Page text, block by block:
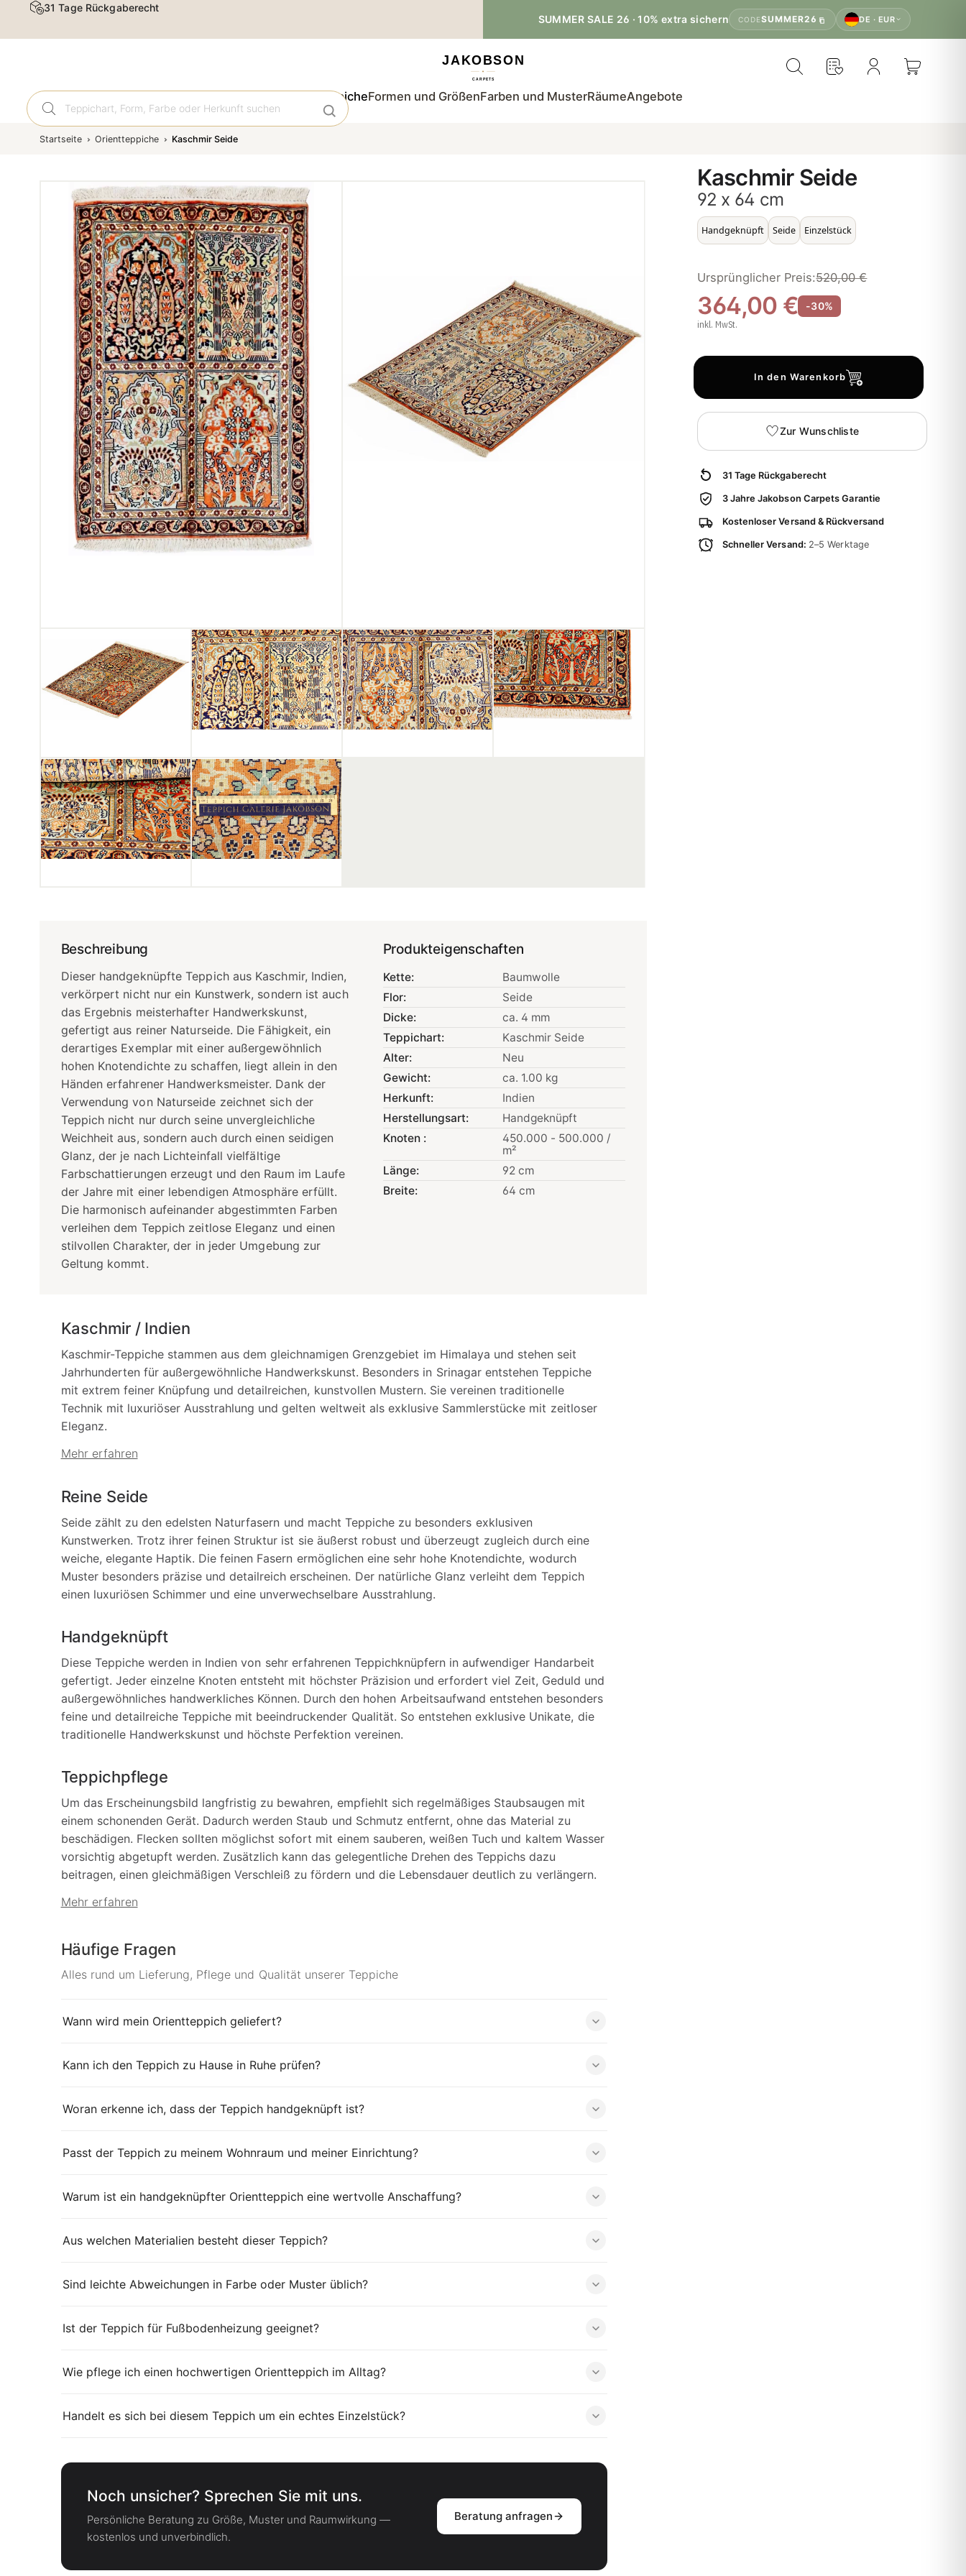
31 Tage Rückgaberecht
SUMMER SALE 26 · 10% extra sichern
CODESUMMER26 DE · EUR
OrientteppicheFormen und GrößenFarben und MusterRäumeAngebote
Startseite Orientteppiche Kaschmir Seide
Kaschmir Seide
92 x 64 cm
Handgeknüpft Seide Einzelstück
364,00 €
Ursprünglicher Preis:520,00 €
-30%
inkl. MwSt.
In den Warenkorb
Zur Wunschliste
31 Tage Rückgaberecht
3 Jahre Jakobson Carpets Garantie
Kostenloser Versand & Rückversand
Schneller Versand: 2–5 Werktage
Beschreibung
Dieser handgeknüpfte Teppich aus Kaschmir, Indien,
verkörpert nicht nur ein Kunstwerk, sondern ist auch
das Ergebnis meisterhafter Handwerkskunst,
gefertigt aus reiner Naturseide. Die Fähigkeit, ein
derartiges Exemplar mit einer außergewöhnlich
hohen Knotendichte zu schaffen, liegt allein in den
Händen erfahrener Handwerksmeister. Dank der
Verwendung von Naturseide zeichnet sich der
Teppich nicht nur durch seine unvergleichliche
Weichheit aus, sondern auch durch einen seidigen
Glanz, der je nach Lichteinfall vielfältige
Farbschattierungen erzeugt und den Raum im Laufe
der Jahre mit einer lebendigen Atmosphäre erfüllt.
Die harmonisch aufeinander abgestimmten Farben
verleihen dem Teppich zeitlose Eleganz und einen
stilvollen Charakter, der in jeder Umgebung zur
Geltung kommt.
Produkteigenschaften
Kette:
Baumwolle
Flor:
Seide
Dicke:
ca. 4 mm
Teppichart:
Kaschmir Seide
Alter:
Neu
Gewicht:
ca. 1.00 kg
Herkunft:
Indien
Herstellungsart:
Handgeknüpft
Knoten :
450.000 - 500.000 /
m²
Länge:
92 cm
Breite:
64 cm
Kaschmir / Indien
Kaschmir-Teppiche stammen aus dem gleichnamigen Grenzgebiet im Himalaya und stehen seit
Jahrhunderten für außergewöhnliche Handwerkskunst. Besonders in Srinagar entstehen Teppiche
mit extrem feiner Knüpfung und detailreichen, kunstvollen Mustern. Sie vereinen traditionelle
Technik mit luxuriöser Ausstrahlung und gelten weltweit als exklusive Sammlerstücke mit zeitloser
Eleganz.
Mehr erfahren
Reine Seide
Seide zählt zu den edelsten Naturfasern und macht Teppiche zu besonders exklusiven
Kunstwerken. Trotz ihrer feinen Struktur ist sie äußerst robust und überzeugt zugleich durch eine
weiche, elegante Haptik. Die feinen Fasern ermöglichen eine sehr hohe Knotendichte, wodurch
Muster besonders präzise und detailreich erscheinen. Der natürliche Glanz verleiht dem Teppich
einen luxuriösen Schimmer und eine unverwechselbare Ausstrahlung.
Handgeknüpft
Diese Teppiche werden in Indien von sehr erfahrenen Teppichknüpfern in aufwendiger Handarbeit
gefertigt. Jeder einzelne Knoten entsteht mit höchster Präzision und erfordert viel Zeit, Geduld und
außergewöhnliches handwerkliches Können. Durch den hohen Arbeitsaufwand entstehen besonders
feine und detailreiche Teppiche mit beeindruckender Qualität. So entstehen exklusive Unikate, die
traditionelle Handwerkskunst und höchste Perfektion vereinen.
Teppichpflege
Um das Erscheinungsbild langfristig zu bewahren, empfiehlt sich regelmäßiges Staubsaugen mit
einem schonenden Gerät. Dadurch werden Staub und Schmutz entfernt, ohne das Material zu
beschädigen. Flecken sollten möglichst sofort mit einem sauberen, weißen Tuch und kaltem Wasser
vorsichtig abgetupft werden. Zusätzlich kann das gelegentliche Drehen des Teppichs dazu
beitragen, einen gleichmäßigen Verschleiß zu fördern und die Lebensdauer deutlich zu verlängern.
Mehr erfahren
Häufige Fragen
Alles rund um Lieferung, Pflege und Qualität unserer Teppiche
Wann wird mein Orientteppich geliefert?
Kann ich den Teppich zu Hause in Ruhe prüfen?
Woran erkenne ich, dass der Teppich handgeknüpft ist?
Passt der Teppich zu meinem Wohnraum und meiner Einrichtung?
Warum ist ein handgeknüpfter Orientteppich eine wertvolle Anschaffung?
Aus welchen Materialien besteht dieser Teppich?
Sind leichte Abweichungen in Farbe oder Muster üblich?
Ist der Teppich für Fußbodenheizung geeignet?
Wie pflege ich einen hochwertigen Orientteppich im Alltag?
Handelt es sich bei diesem Teppich um ein echtes Einzelstück?
Noch unsicher? Sprechen Sie mit uns.
Persönliche Beratung zu Größe, Muster und Raumwirkung —
kostenlos und unverbindlich.
Beratung anfragen